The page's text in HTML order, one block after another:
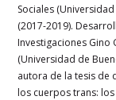
Sociales
(2017-2019).
Investigaciones Gino
(Universidad de
autora de la tesis de
los cuerpos trans: